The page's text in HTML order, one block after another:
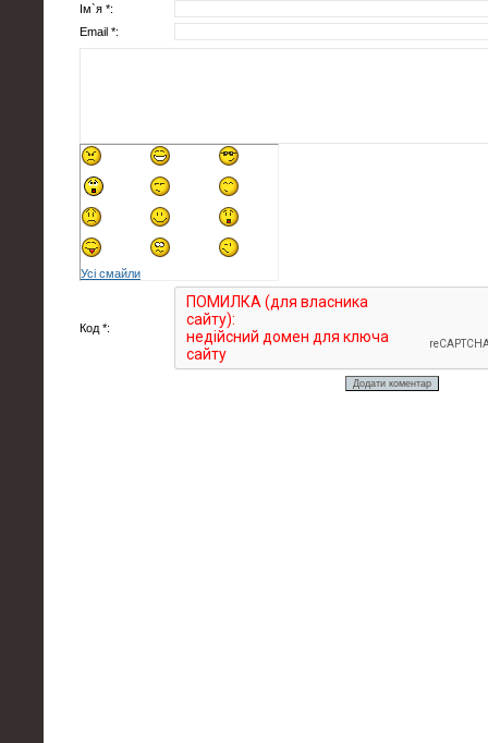
Ім`я *:
Email *:
Усі смайли
Код *: